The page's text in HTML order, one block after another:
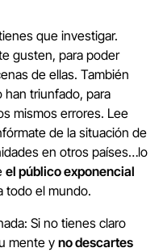
que investigar.
gusten, para poder
de ellas. También
triunfado, para
mismos errores. Lee
de la situación de
en otros países…lo
el público exponencial
todo el mundo.
Si no tienes claro
mente yno descartes